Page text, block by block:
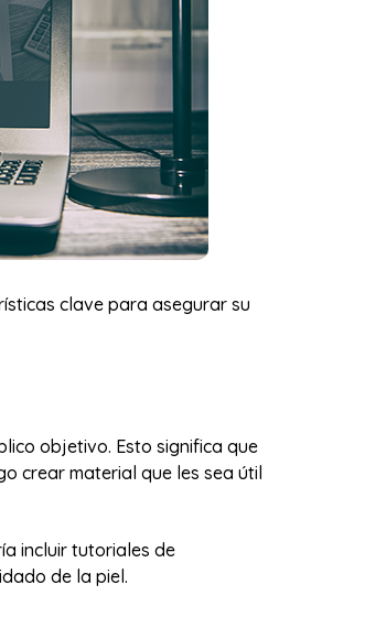
clave para asegurar su
objetivo. Esto significa que
crear material que les sea útil
incluir tutoriales de
de la piel.